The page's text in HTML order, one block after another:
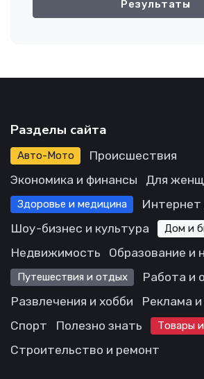
Результаты
Разделы сайта
Авто-Мото
Происшествия
Экономика и финансы
Для
Здоровье и медицина
Шоу-бизнес и культура
Дом и
Недвижимость Образование и
Путешествия и отдых
Работа и
Развлечения и хобби
Реклама
Спорт
Полезно знать Товары
Строительство и ремонт